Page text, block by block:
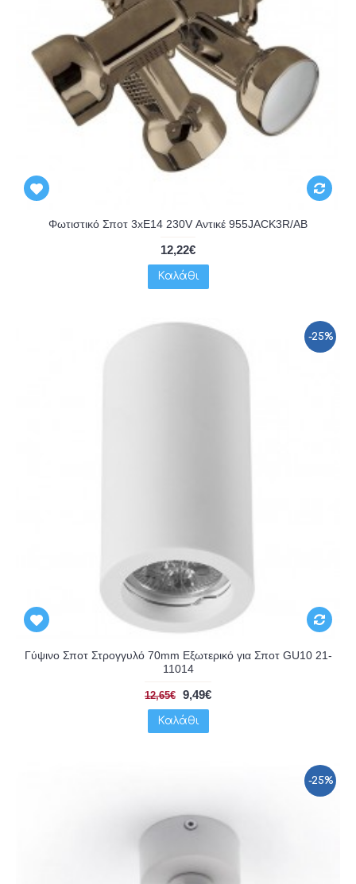
Φωτιστικό Σποτ 3xE14 230V Αντικέ 955JACK3R/AB
12,22€
Καλάθι
-25%
Γύψινο Σποτ Στρογγυλό 70mm Εξωτερικό για Σποτ GU10 21-
11014
12,65€ 9,49€
Καλάθι
-25%